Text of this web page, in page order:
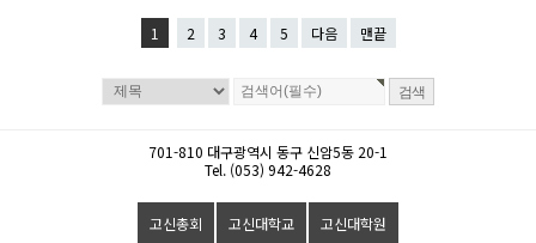
1 2 3 4 5 다음 맨끝
701-810 대구광역시 동구 신암5동 20-1
Tel. (053) 942-4628
고신총회 고신대학교 고신대학원